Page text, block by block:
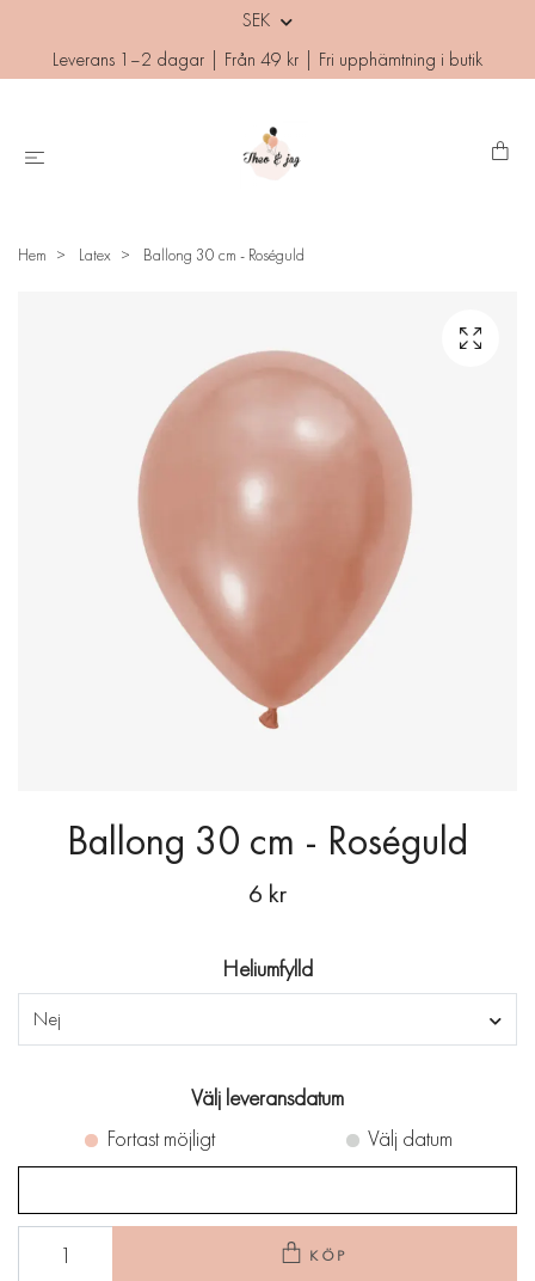
SEK
Leverans 1–2 dagar | Från 49 kr | Fri upphämtning i butik
Hem Latex Ballong 30 cm - Roséguld
Ballong 30 cm - Roséguld
6 kr
Heliumfylld
Nej
Välj leveransdatum
Fortast möjligt
Välj datum
KÖP